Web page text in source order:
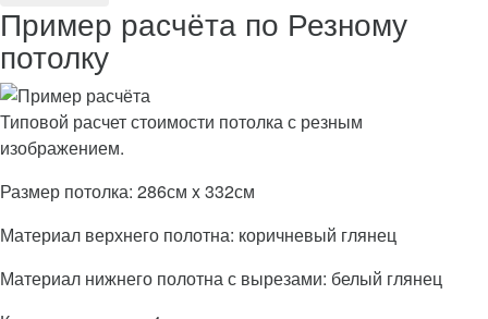
Пример расчёта по Резному
потолку
Типовой расчет стоимости потолка с резным
изображением.
Размер потолка: 286см x 332см
Материал верхнего полотна: коричневый глянец
Материал нижнего полотна с вырезами: белый глянец